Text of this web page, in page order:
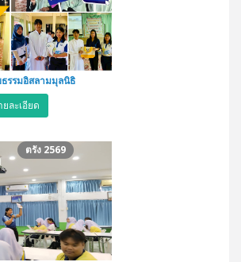
ธรรมอิสลามมุลนิธิ
ละเอียด
ตรัง 2569